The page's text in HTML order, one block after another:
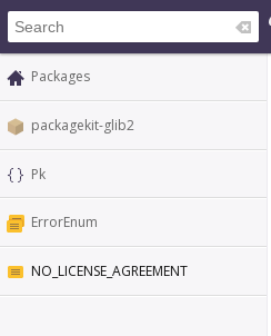
Packages
packagekit-glib2
Pk
ErrorEnum
NO_LICENSE_AGREEMENT